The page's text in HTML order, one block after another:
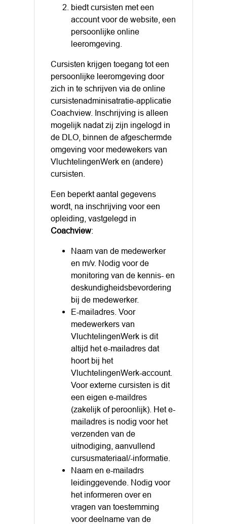
biedt cursisten met een
account voor de website, een
persoonlijke online
leeromgeving.
Cursisten krijgen toegang tot een
persoonlijke leeromgeving door
zich in te schrijven via de online
cursistenadminisatratie-applicatie
Coachview. Inschrijving is alleen
mogelijk nadat zij zijn ingelogd in
de DLO, binnen de afgeschermde
omgeving voor medewekers van
VluchtelingenWerk en (andere)
cursisten.
Een beperkt aantal gegevens
wordt, na inschrijving voor een
opleiding, vastgelegd in
Coachview:
Naam van de medewerker
en m/v. Nodig voor de
monitoring van de kennis- en
deskundigheidsbevordering
bij de medewerker.
E-mailadres. Voor
medewerkers van
VluchtelingenWerk is dit
altijd het e-mailadres dat
hoort bij het
VluchtelingenWerk-account.
Voor externe cursisten is dit
een eigen e-maildres
(zakelijk of peroonlijk). Het e-
mailadres is nodig voor het
verzenden van de
uitnodiging, aanvullend
cursusmateriaal/-informatie.
Naam en e-mailadrs
leidinggevende. Nodig voor
het informeren over en
vragen van toestemming
voor deelname van de